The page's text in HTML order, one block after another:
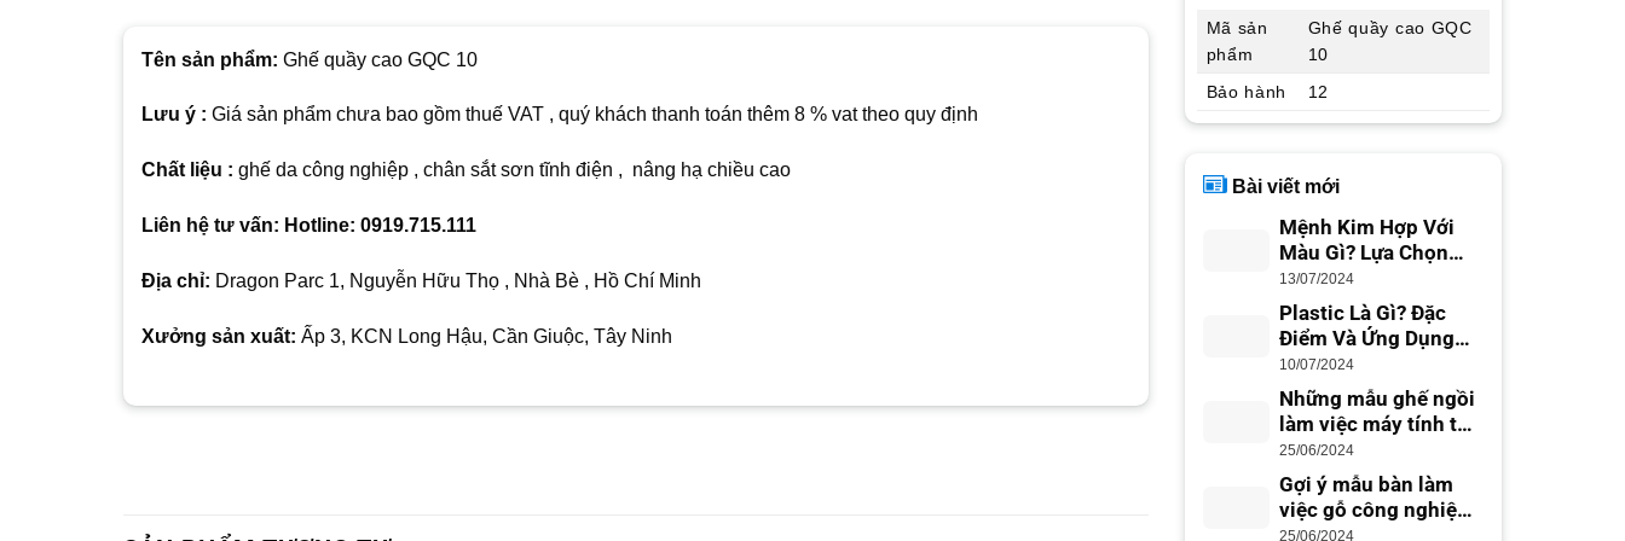
Tên sản phẩm: Ghế quầy cao GQC 10
Lưu ý : Giá sản phẩm chưa bao gồm thuế VAT , quý khách thanh toán thêm 8 % vat theo quy định
Chất liệu : ghế da công nghiệp , chân sắt sơn tĩnh điện , nâng hạ chiều cao
Liên hệ tư vấn: Hotline: 0919.715.111
Địa chỉ: Dragon Parc 1, Nguyễn Hữu Thọ , Nhà Bè , Hồ Chí Minh
Xưởng sản xuất: Ấp 3, KCN Long Hậu, Cần Giuộc, Tây Ninh
Mã sản
phẩm
Ghế quầy cao GQC
10
Bảo hành
12
Bài viết mới
Mệnh Kim Hợp Với
Màu Gì? Lựa Chọn
Màu Sắc Phong Thủy
13/07/2024
Plastic Là Gì? Đặc
Điểm Và Ứng Dụng
Trong Cuộc Sống
10/07/2024
Những mẫu ghế ngồi
làm việc máy tính tốt
nhất cho dân văn
phòng
25/06/2024
Gợi ý mẫu bàn làm
việc gỗ công nghiệp
đẹp hiện đại
25/06/2024